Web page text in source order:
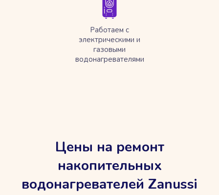
Работаем с
электрическими и
газовыми
водонагревателями
Цены на ремонт
накопительных
водонагревателей Zanussi